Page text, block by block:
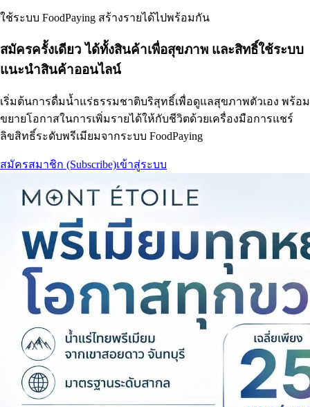
ใช้ระบบ FoodPaying สร้างรายได้ไปพร้อมกัน
สมัครครั้งเดียว ได้ทั้งสินค้าเพื่อสุขภาพ และสิทธิ์ใช้ระบบ
แนะนำสินค้าออนไลน์
เริ่มต้นการดื่มน้ำแร่ธรรมชาติบริสุทธิ์เพื่อดูแลสุขภาพตัวเอง พร้อม
ขยายโอกาสในการเพิ่มรายได้ให้กับชีวิตด้วยเครื่องมือการแชร์
ลิขสิทธิ์ระดับพรีเมียมจากระบบ FoodPaying
สมัครสมาชิก (Subscribe)เข้าสู่ระบบ